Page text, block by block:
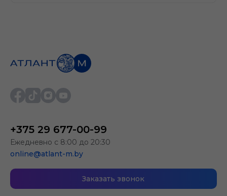
+375 29 677-00-99
Ежедневно с 8:00 до 20:30
online@atlant-m.by
Заказать звонок